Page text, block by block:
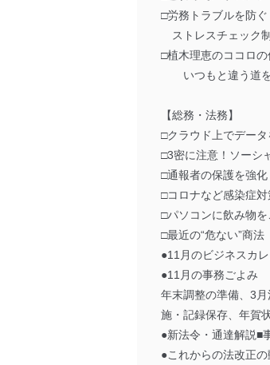
□労務トラブルを防ぐ
ストレスチェック
□植木理恵のココロの
いつもと違う道を
【総務・法務】
□クラウド上でデー
□3密に注意！ソーシ
□通報者の保護を強
□コロナなど感染症
□パソコンに飲み物
□最近の“危ない”商
●11月のビジネスカ
●11月の事務ごよみ
年末調整の準備、3
施・記録保存、年賀
●新法令・通達解説■
●これからの法改正